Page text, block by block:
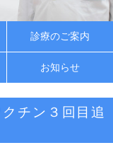
診療のご案内
お知らせ
チン３回目追